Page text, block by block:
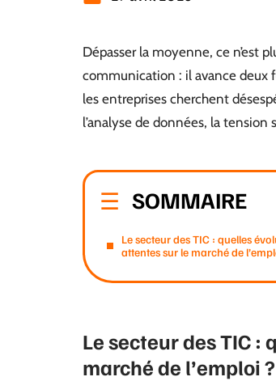
Dépasser la moyenne, ce n’est
communication : il avance deux
les entreprises cherchent
l’analyse de données, la
SOMMAIRE
Le secteur des TIC : quelles
attentes sur le marché de
Le secteur des TIC
marché de l’emploi ?